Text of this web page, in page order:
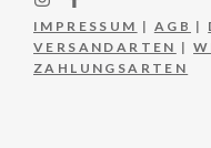
IMPRESSUM | AGB |
VERSANDARTEN |
ZAHLUNGSARTEN